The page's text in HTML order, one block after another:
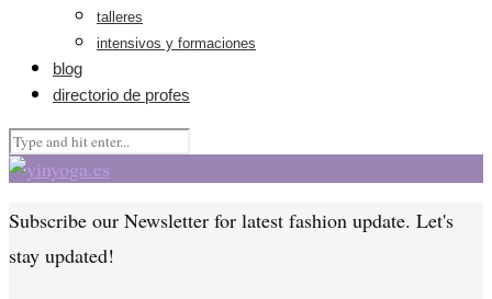
talleres
intensivos y formaciones
blog
directorio de profes
Subscribe our Newsletter for latest fashion update. Let's
stay updated!